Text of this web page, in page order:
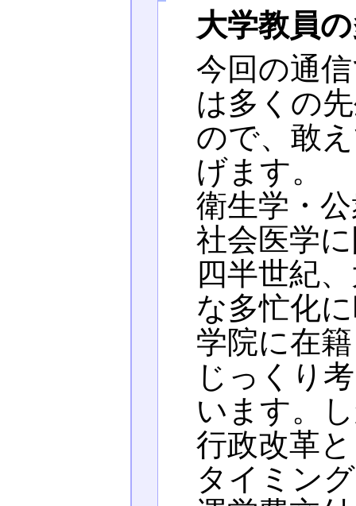
大学教員
今回の通
は多くの
ので、敢
げます。
衛生学・
社会医学
四半世紀
な多忙化
学院に在
じっくり
います。
行政改革
タイミン